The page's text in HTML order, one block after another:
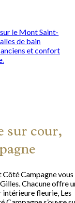
le Mont Saint-
de bain
et confort
sur cour,
Côté Campagne vous
Chacune offre
intérieure fleurie, Les